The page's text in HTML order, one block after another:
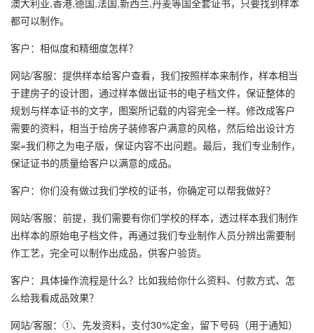
澳大利亚,香港,德国,法国,新西兰,丹麦等国全套证书，只要找到样本
都可以制作。
客户：相似度和精细度怎样？
网站/客服：提供样本给客户查看，我们按照样本来制作，样本相当
于建房子的设计图，通过样本做出证书的电子档文件，保证整体的
规划与样本证书的文字，图案所记载的内容完全一样。修改成客户
需要的资料，相当于给房子装修客户满意的风格，然后给出设计方
案=我们称之为电子版，保证内容不出问题。最后，我们专业制作，
保证证书的质量给客户以满意的成品。
客户：你们没有做过我们学校的证书，你确定可以帮我做好？
网站/客服：前提，我们需要有你们学校的样本，透过样本我们制作
出样本的原始电子档文件，再通过我们专业制作人员分辨出需要制
作工艺，完全可以制作出成品，供客户验货。
客户：具体操作流程是什么？比如我给你什么资料、付款方式、怎
么给我看成品效果？
网站/客服：①、先发资料，支付30%定金，留下号码（用于通知）